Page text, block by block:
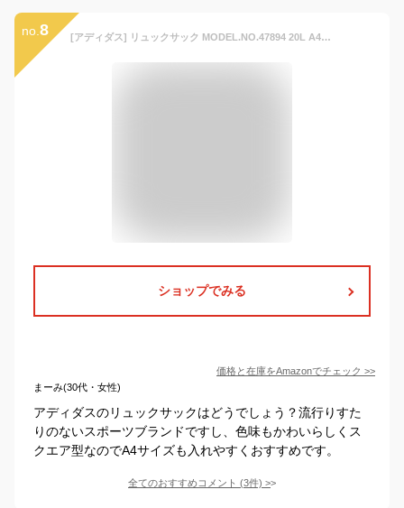
no. 8 [アディダス] リュックサック MODEL.NO.47894 20L A4サイズ収納可 ユニセックス ボックス型 リアルピンク(ピンク×ホワイト)
ショップでみる
価格と在庫をAmazonでチェック >>
まーみ(30代・女性)
アディダスのリュックサックはどうでしょう？流行りすた
りのないスポーツブランドですし、色味もかわいらしくス
クエア型なのでA4サイズも入れやすくおすすめです。
全てのおすすめコメント (3件) >